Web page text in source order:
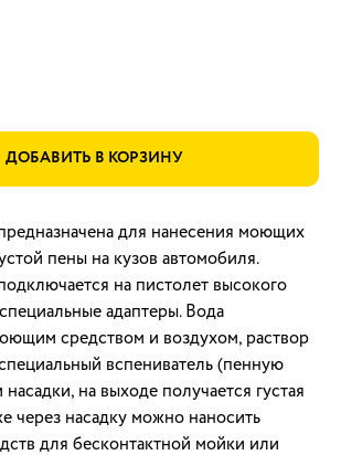
ДОБАВИТЬ В КОРЗИНУ
предназначена для нанесения моющих
пены на кузов автомобиля.
на пистолет высокого
адаптеры. Вода
средством и воздухом, раствор
вспениватель (пенную
насадки, на выходе получается густая
через насадку можно наносить
для бесконтактной мойки или